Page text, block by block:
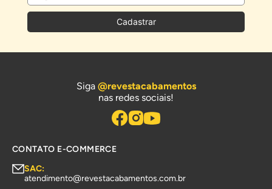
Cadastrar
Siga @revestacabamentos
nas redes sociais!
CONTATO E-COMMERCE
SAC:
atendimento@revestacabamentos.com.br